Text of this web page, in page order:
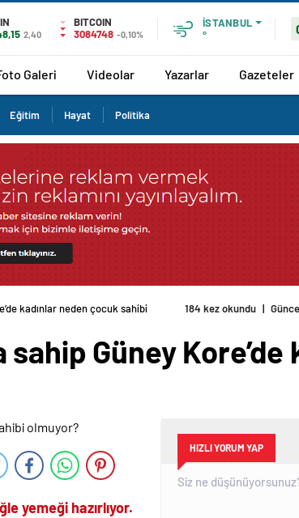
2,40
BITCOIN
3084748 -0,10%
İSTANBUL
°
Galeri Videolar Yazarlar Gazeteler
Eğitim Hayat Politika
kadınlar neden çocuk sahibi
184 kez okundu |
Güney Kore’de
yemeği hazırlıyor.
HIZLI YORUM YAP